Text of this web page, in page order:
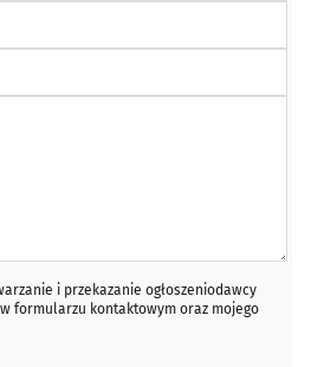
i przekazanie ogłoszeniodawcy
formularzu kontaktowym oraz mojego